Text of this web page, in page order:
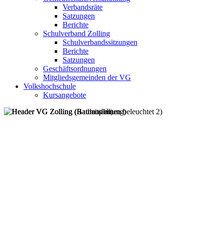
Verbandsräte
Satzungen
Berichte
Schulverband Zolling
Schulverbandssitzungen
Berichte
Satzungen
Geschäftsordnungen
Mitgliedsgemeinden der VG
Volkshochschule
Kursangebote